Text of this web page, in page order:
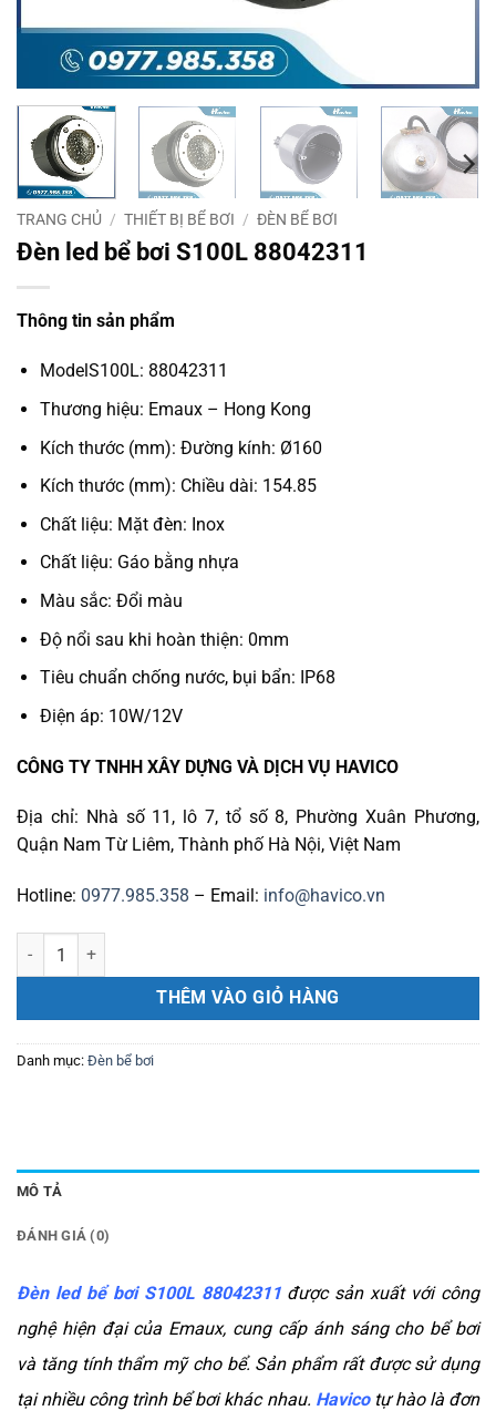
TRANG CHỦ / THIẾT BỊ BỂ BƠI / ĐÈN BỂ BƠI
Đèn led bể bơi S100L 88042311
Thông tin sản phẩm
ModelS100L: 88042311
Thương hiệu: Emaux – Hong Kong
Kích thước (mm): Đường kính: Ø160
Kích thước (mm): Chiều dài: 154.85
Chất liệu: Mặt đèn: Inox
Chất liệu: Gáo bằng nhựa
Màu sắc: Đổi màu
Độ nổi sau khi hoàn thiện: 0mm
Tiêu chuẩn chống nước, bụi bẩn: IP68
Điện áp: 10W/12V
CÔNG TY TNHH XÂY DỰNG VÀ DỊCH VỤ HAVICO
Địa chỉ: Nhà số 11, lô 7, tổ số 8, Phường Xuân Phương,
Quận Nam Từ Liêm, Thành phố Hà Nội, Việt Nam
Hotline: 0977.985.358 – Email: info@havico.vn
Đèn led bể bơi S100L 88042311 số lượng
THÊM VÀO GIỎ HÀNG
Danh mục: Đèn bể bơi
MÔ TẢ
ĐÁNH GIÁ (0)
Đèn led bể bơi S100L 88042311 được sản xuất với công
nghệ hiện đại của Emaux, cung cấp ánh sáng cho bể bơi
và tăng tính thẩm mỹ cho bể. Sản phẩm rất được sử dụng
tại nhiều công trình bể bơi khác nhau. Havico tự hào là đơn